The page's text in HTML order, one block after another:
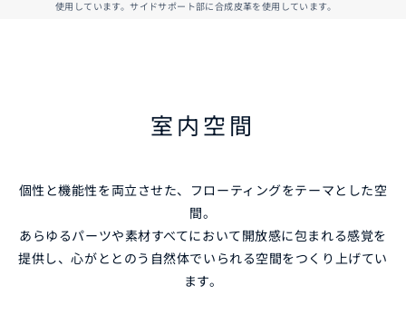
使用しています。サイドサポート部に合成皮革を使用しています。
室内空間
個性と機能性を両立させた、フローティングをテーマとした空
間。
あらゆるパーツや素材すべてにおいて開放感に包まれる感覚を
提供し、心がととのう自然体でいられる空間をつくり上げてい
ます。